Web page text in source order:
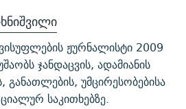
ჟურნალისტი 2009
ჯანდაცვის, ადამიანის
განათლების, უმცირესობებისა
საკითხებზე.